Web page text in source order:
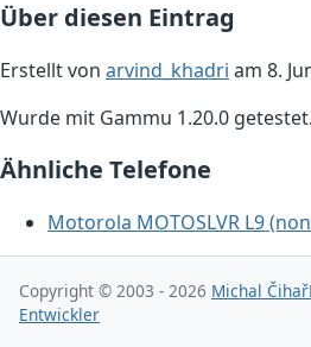
Über diesen Eintrag
Erstellt von arvind_khadri am 8.
Wurde mit Gammu 1.20.0 getestet.
Ähnliche Telefone
Motorola MOTOSLVR L9
Copyright © 2003 - 2026 Michal Čihař
Entwickler